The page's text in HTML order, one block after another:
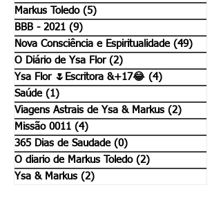
Markus Toledo (5)
BBB - 2021 (9)
Nova Consciência e Espiritualidade (49)
O Diário de Ysa Flor (2)
Ysa Flor 🌷Escritora &+17😂 (4)
Saúde (1)
Viagens Astrais de Ysa & Markus (2)
Missão 0011 (4)
365 Dias de Saudade (0)
O diario de Markus Toledo (2)
Ysa & Markus (2)